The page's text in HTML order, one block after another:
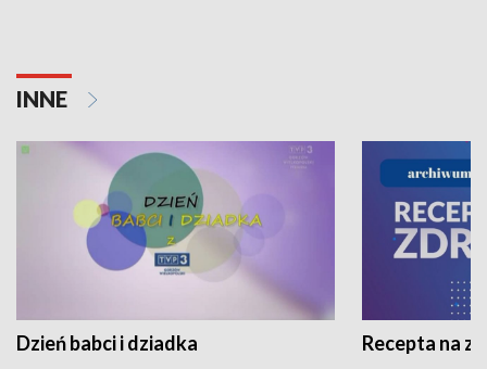
INNE
Dzień babci i dziadka Recepta na